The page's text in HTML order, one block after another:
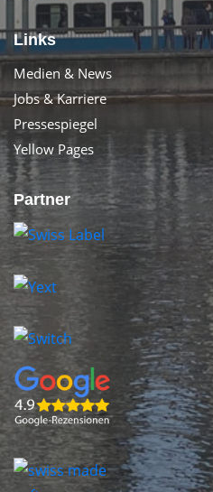
Links
Medien & News
Jobs & Karriere
Pressespiegel
Yellow Pages
Partner